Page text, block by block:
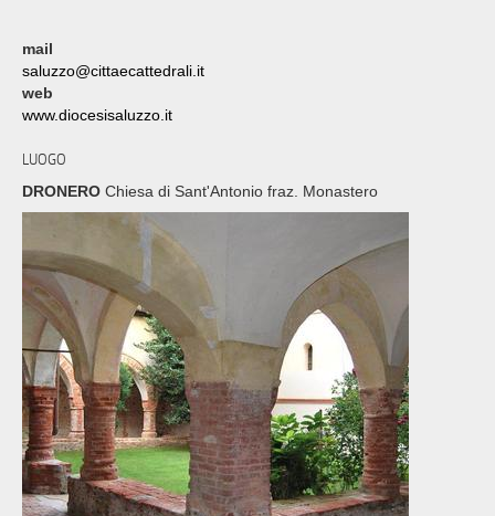
mail
saluzzo@cittaecattedrali.it
web
www.diocesisaluzzo.it
LUOGO
DRONERO Chiesa di Sant'Antonio fraz. Monastero